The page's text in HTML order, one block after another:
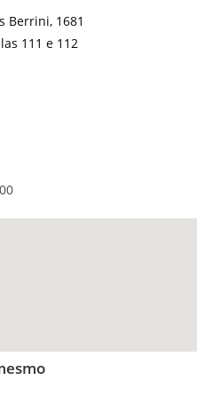
Berrini, 1681
111 e 112